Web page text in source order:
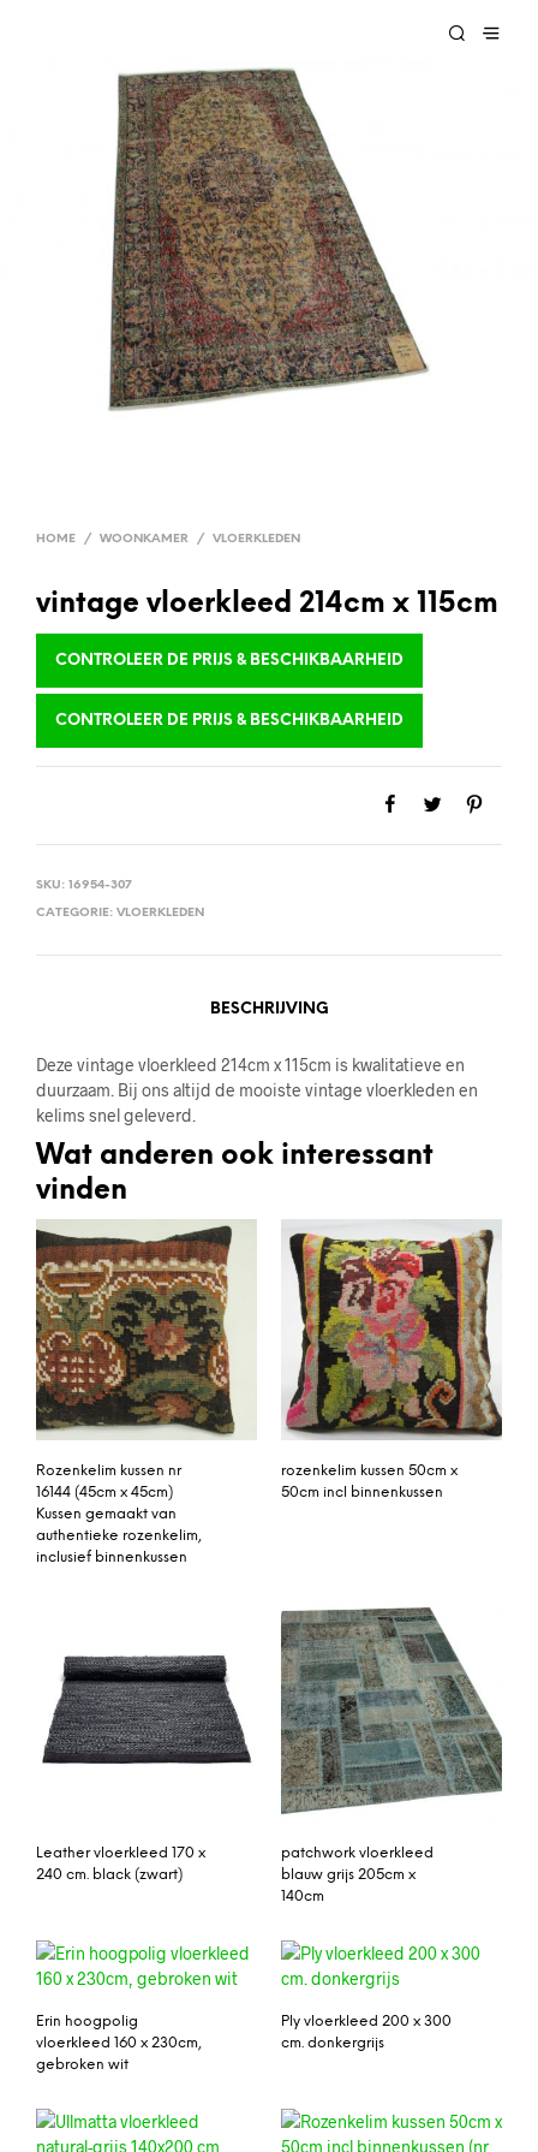
HOME / WOONKAMER / VLOERKLEDEN
vintage vloerkleed 214cm x 115cm
CONTROLEER DE PRIJS & BESCHIKBAARHEID
CONTROLEER DE PRIJS & BESCHIKBAARHEID
SKU: 16954-307
CATEGORIE: VLOERKLEDEN
BESCHRIJVING
Deze vintage vloerkleed 214cm x 115cm is kwalitatieve en
duurzaam. Bij ons altijd de mooiste vintage vloerkleden en
kelims snel geleverd.
Wat anderen ook interessant
vinden
Rozenkelim kussen nr
16144 (45cm x 45cm)
Kussen gemaakt van
authentieke rozenkelim,
inclusief binnenkussen
rozenkelim kussen 50cm x
50cm incl binnenkussen
Leather vloerkleed 170 x
240 cm. black (zwart)
patchwork vloerkleed
blauw grijs 205cm x
140cm
Erin hoogpolig
vloerkleed 160 x 230cm,
gebroken wit
Ply vloerkleed 200 x 300
cm. donkergrijs